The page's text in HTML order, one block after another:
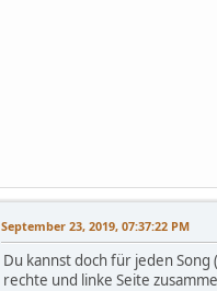
September 23, 2019, 07:37:22 PM
Du kannst doch für jeden Song
rechte und linke Seite